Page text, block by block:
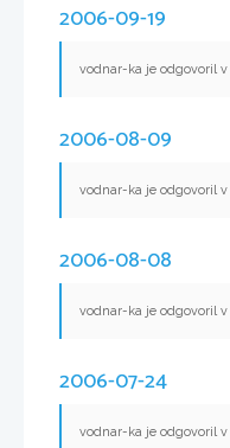
2006-09-19
vodnar-ka je odgovoril v
2006-08-09
vodnar-ka je odgovoril v
2006-08-08
vodnar-ka je odgovoril v
2006-07-24
vodnar-ka je odgovoril v